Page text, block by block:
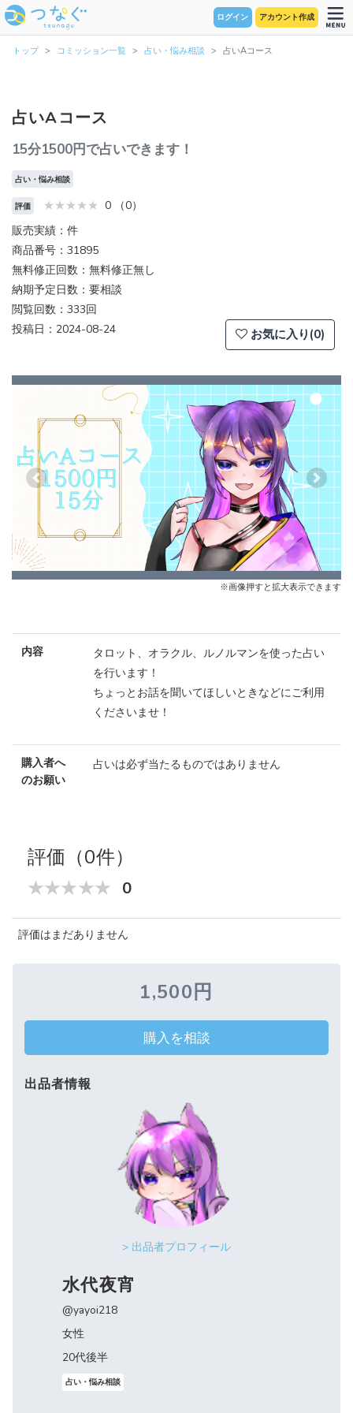
ログイン アカウント作成
トップ コミッション一覧 占い・悩み相談 占いAコース
占いAコース
15分1500円で占いできます！
占い・悩み相談
評価
0 （0）
販売実績：件
商品番号：31895
無料修正回数：無料修正無し
納期予定日数：要相談
閲覧回数：333回
投稿日：2024-08-24
お気に入り(0)
Previous Next
※画像押すと拡大表示できます
内容
タロット、オラクル、ルノルマンを使った占い
を行います！
ちょっとお話を聞いてほしいときなどにご利用
くださいませ！
購入者へ
のお願い
占いは必ず当たるものではありません
評価（0件）
0
評価はまだありません
1,500円
購入を相談
出品者情報
> 出品者プロフィール
水代夜宵
@yayoi218
女性
20代後半
占い・悩み相談